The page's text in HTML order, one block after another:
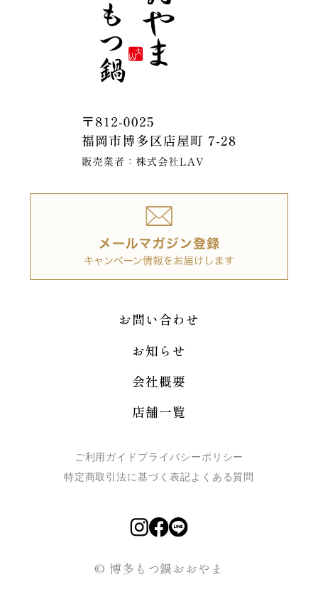
お問い合わせ
お知らせ
会社概要
店舗一覧
ご利用ガイド プライバシーポリシー
特定商取引法に基づく表記よくある質問
© 博多もつ鍋おおやま